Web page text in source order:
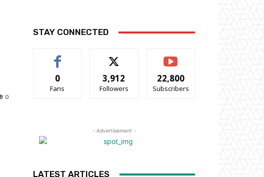
0
STAY CONNECTED
0
Fans
3,912
Followers
22,800
Subscribers
- Advertisement -
LATEST ARTICLES